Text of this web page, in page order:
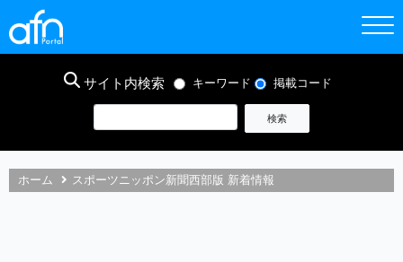
サイト内検索 キーワード 掲載コード
ホーム スポーツニッポン新聞西部版 新着情報